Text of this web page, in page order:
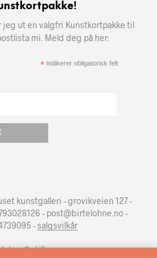
jeg ut en valgfri Kunstkortpakke til
mi. Meld deg på her:
* indikerer obligatorisk felt
kunstgalleri - grovikveien 127 -
- post@birtelohne.no -
-salgsvilkår
avOptiflow.